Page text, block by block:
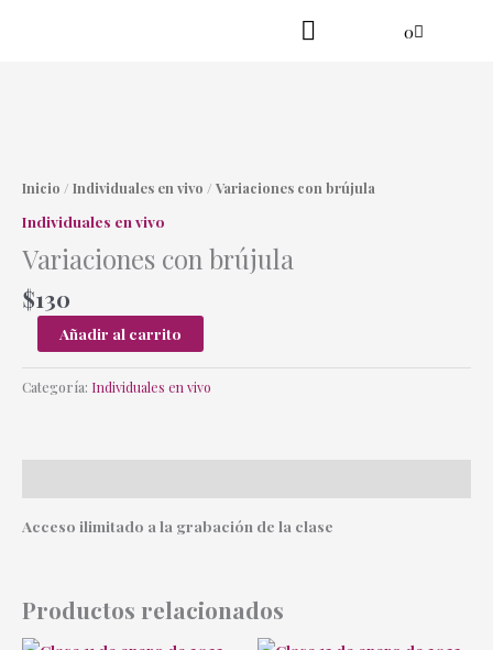
0
Cart
Inicio / Individuales en vivo / Variaciones con brújula
Individuales en vivo
Variaciones con brújula
$130
brújula
Añadir al carrito
Categoría: Individuales en vivo
Acceso ilimitado a la grabación de la clase
Productos relacionados